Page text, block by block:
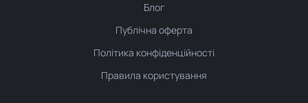
Блог
Публічна оферта
Політика конфіденційності
Правила користування